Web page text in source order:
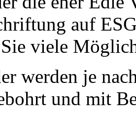
auf
viele
werden je
und mit